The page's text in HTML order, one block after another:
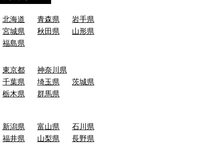
北海道 青森県
岩手県
宮城県
秋田県
山形県
福島県
東京都
神奈川県
千葉県
埼玉県
茨城県
栃木県
群馬県
新潟県 富山県
石川県
福井県
山梨県 長野県